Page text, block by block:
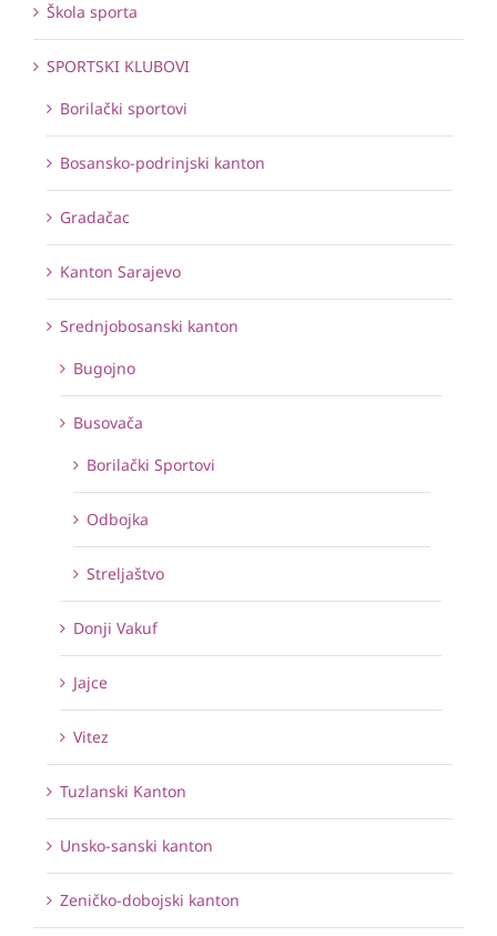
Škola sporta
SPORTSKI KLUBOVI
Borilački sportovi
Bosansko-podrinjski kanton
Gradačac
Kanton Sarajevo
Srednjobosanski kanton
Bugojno
Busovača
Borilački Sportovi
Odbojka
Streljaštvo
Donji Vakuf
Jajce
Vitez
Tuzlanski Kanton
Unsko-sanski kanton
Zeničko-dobojski kanton